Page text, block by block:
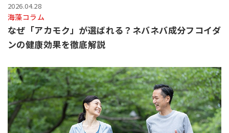
2026.04.28
海藻コラム
なぜ「アカモク」が選ばれる？ネバネバ成分フコイダ
ンの健康効果を徹底解説